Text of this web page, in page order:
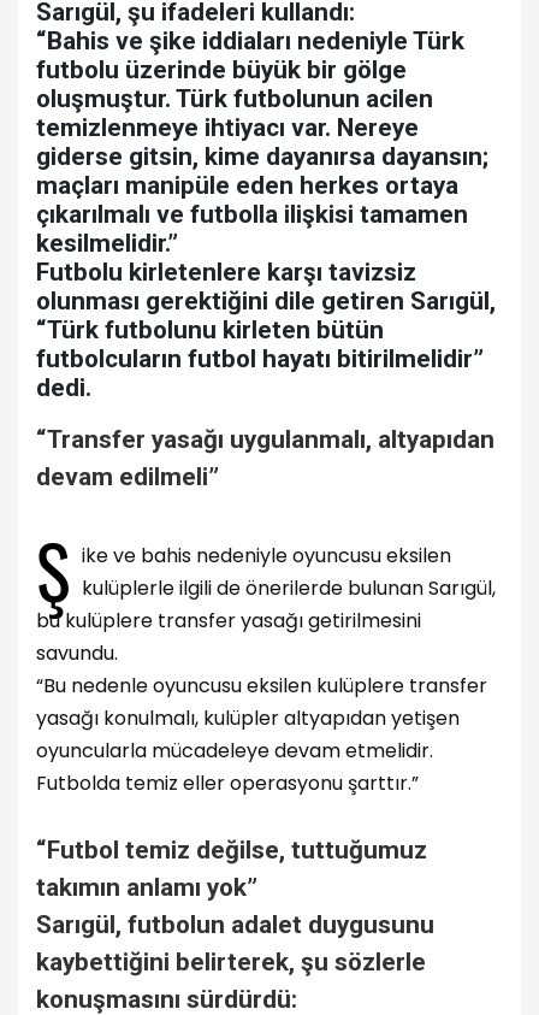
Sarıgül, şu ifadeleri kullandı:
“Bahis ve şike iddiaları nedeniyle Türk
futbolu üzerinde büyük bir gölge
oluşmuştur. Türk futbolunun acilen
temizlenmeye ihtiyacı var. Nereye
giderse gitsin, kime dayanırsa dayansın;
maçları manipüle eden herkes ortaya
çıkarılmalı ve futbolla ilişkisi tamamen
kesilmelidir.”
Futbolu kirletenlere karşı tavizsiz
olunması gerektiğini dile getiren Sarıgül,
“Türk futbolunu kirleten bütün
futbolcuların futbol hayatı bitirilmelidir”
dedi.
“Transfer yasağı uygulanmalı, altyapıdan
devam edilmeli”
Ş ike ve bahis nedeniyle oyuncusu eksilen
kulüplerle ilgili de önerilerde bulunan Sarıgül,
bu kulüplere transfer yasağı getirilmesini
savundu.
“Bu nedenle oyuncusu eksilen kulüplere transfer
yasağı konulmalı, kulüpler altyapıdan yetişen
oyuncularla mücadeleye devam etmelidir.
Futbolda temiz eller operasyonu şarttır.”
“Futbol temiz değilse, tuttuğumuz
takımın anlamı yok”
Sarıgül, futbolun adalet duygusunu
kaybettiğini belirterek, şu sözlerle
konuşmasını sürdürdü: